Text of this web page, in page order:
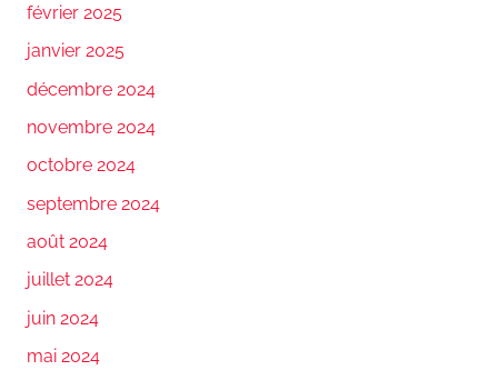
février 2025
janvier 2025
décembre 2024
novembre 2024
octobre 2024
septembre 2024
août 2024
juillet 2024
juin 2024
mai 2024